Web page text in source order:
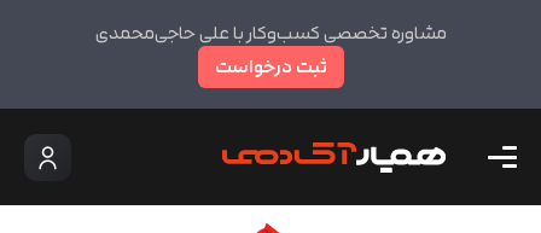
مشاوره تخصصی کسب‌وکار با علی حاجی‌محمدی
ثبت درخواست